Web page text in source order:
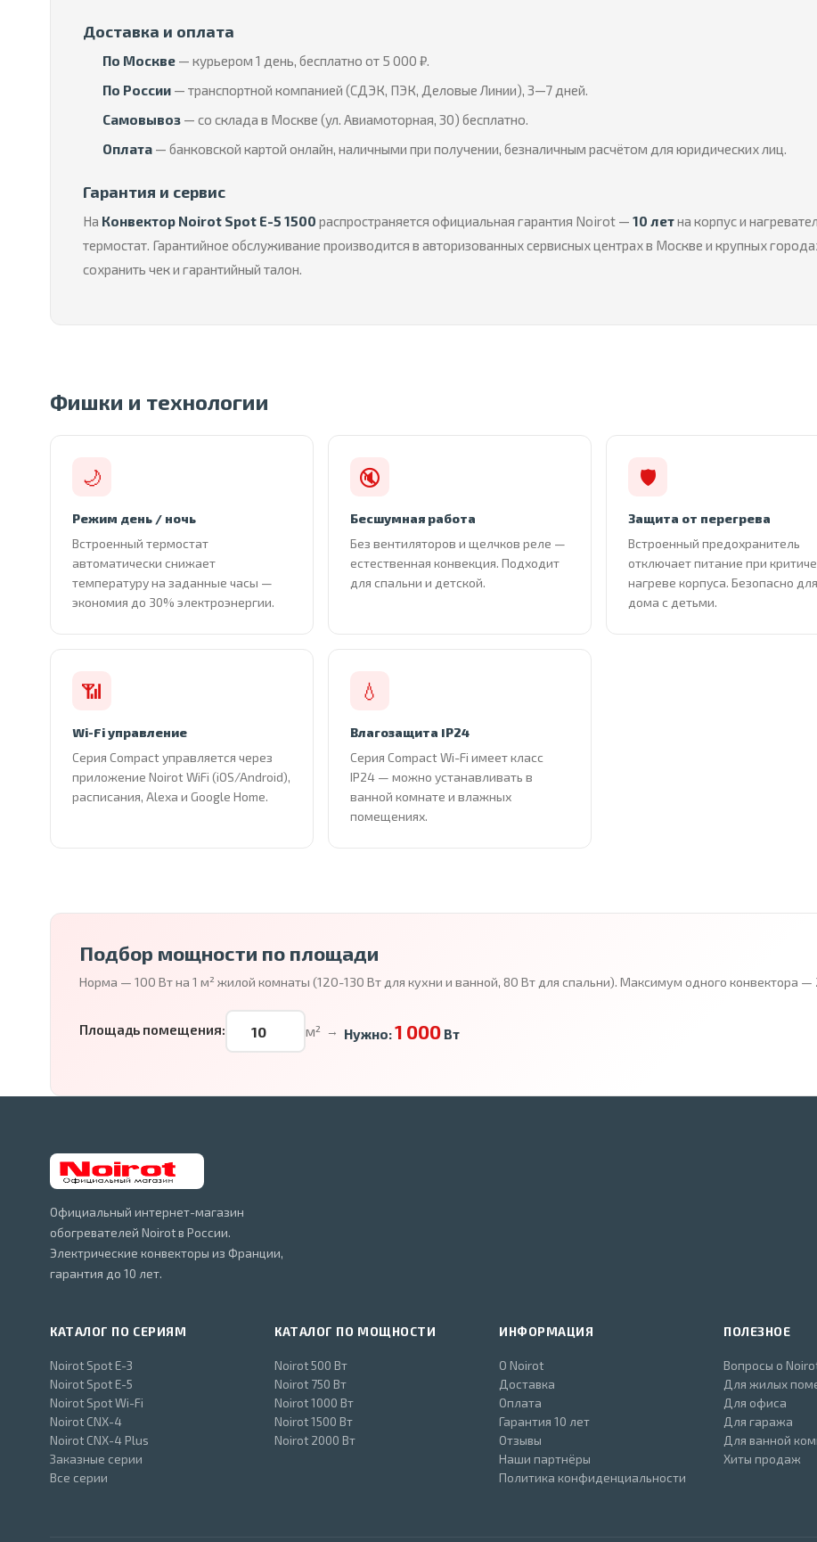
Доставка и оплата
По Москве — курьером 1 день, бесплатно от 5 000 ₽.
По России — транспортной компанией (СДЭК, ПЭК, Деловые Линии), 3—7 дней.
Самовывоз — со склада в Москве (ул. Авиамоторная, 30) бесплатно.
Оплата — банковской картой онлайн, наличными при получении, безналичным расчётом для юридических лиц.
Гарантия и сервис
На Конвектор Noirot Spot E-5 1500 распространяется официальная гарантия Noirot — 10 летна корпус и
термостат. Гарантийное обслуживание производится в авторизованных сервисных центрах в Москве и крупных
сохранить чек и гарантийный талон.
Фишки и технологии
🌙
Режим день / ночь
Встроенный термостат
автоматически снижает
температуру на заданные часы —
экономия до 30% электроэнергии.
🔇
Бесшумная работа
Без вентиляторов и щелчков реле —
естественная конвекция. Подходит
для спальни и детской.
🛡
Защита от перегрева
Встроенный предохранитель
отключает питание при
нагреве корпуса. Безопасно для
дома с детьми.
📶
Wi-Fi управление
Серия Compact управляется через
приложение Noirot WiFi (iOS/Android),
расписания, Alexa и Google Home.
💧
Влагозащита IP24
Серия Compact Wi-Fi имеет класс
IP24 — можно устанавливать в
ванной комнате и влажных
помещениях.
Подбор мощности по площади
Норма — 100 Вт на 1 м² жилой комнаты (120-130 Вт для кухни и ванной, 80 Вт для спальни). Максимум одного конвектора
Площадь помещения: м² → Нужно:1 000Вт
Официальный интернет-магазин
обогревателей Noirot в России.
Электрические конвекторы из Франции,
гарантия до 10 лет.
КАТАЛОГ ПО СЕРИЯМ
Noirot Spot E-3
Noirot Spot E-5
Noirot Spot Wi-Fi
Noirot CNX-4
Noirot CNX-4 Plus
Заказные серии
Все серии
КАТАЛОГ ПО МОЩНОСТИ
Noirot 500 Вт
Noirot 750 Вт
Noirot 1000 Вт
Noirot 1500 Вт
Noirot 2000 Вт
ИНФОРМАЦИЯ
О Noirot
Доставка
Оплата
Гарантия 10 лет
Отзывы
Наши партнёры
Политика конфиденциальности
ПОЛЕЗНОЕ
Вопросы о
Для жилых
Для офиса
Для гаража
Для ванной
Хиты продаж